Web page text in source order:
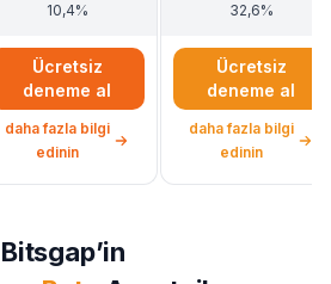
10,4% 32,6%
Ücretsiz
deneme al
DCA Futures İşlem Botu hakkında
daha fazla bilgi
edinin
Ücretsiz
deneme al
COMBO İşlem Botu
daha fazla bilgi
edinin
Bitsgap’in